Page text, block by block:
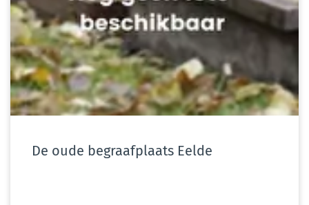
De oude begraafplaats Eelde